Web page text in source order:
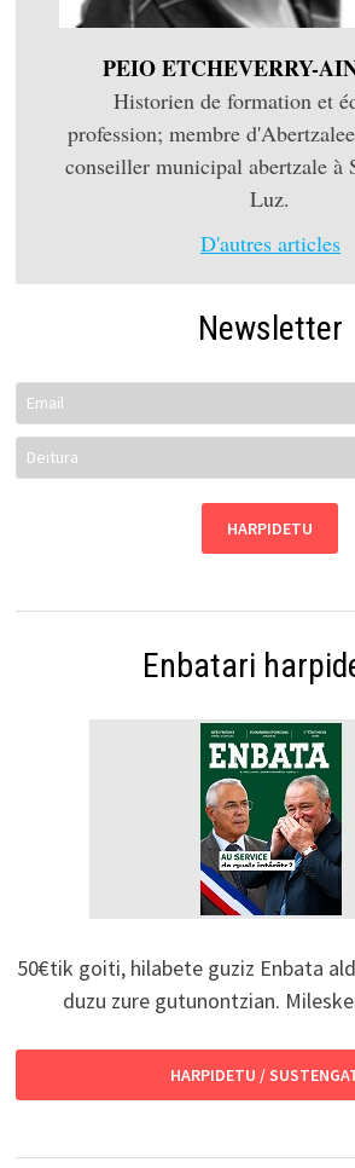
PEIO ETCHEVERRY-
Historien de formation et
profession; membre
conseiller municipal abertzale à
Luz.
D'autres articles
Newsletter
Enbatari
50€tik goiti, hilabete guziz Enbata
duzu zure gutunontzian.
HARPIDETU /